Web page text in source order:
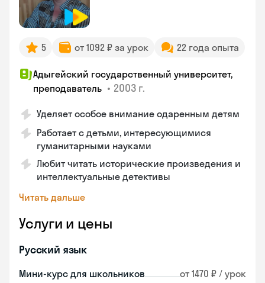
5 от 1092 ₽ за урок 22 года опыта
Адыгейский государственный университет,
преподаватель • 2003 г.
Уделяет особое внимание одаренным детям
Работает с детьми, интересующимися
гуманитарными науками
Любит читать исторические произведения и
интеллектуальные детективы
Читать дальше
Услуги и цены
Русский язык
Мини-курс для школьников от 1470 ₽ / урок